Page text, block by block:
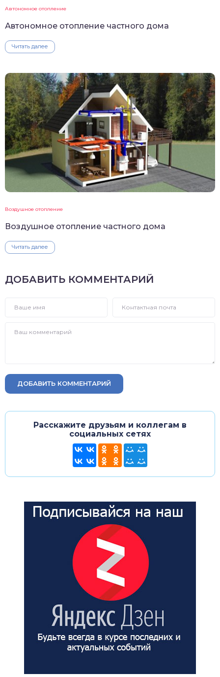
Автономное отопление
Автономное отопление частного дома
Читать далее
Воздушное отопление
Воздушное отопление частного дома
Читать далее
ДОБАВИТЬ КОММЕНТАРИЙ
ДОБАВИТЬ КОММЕНТАРИЙ
Расскажите друзьям и коллегам в
социальных сетях